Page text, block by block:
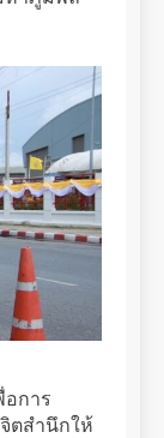
อการ
ตสำนึกให้